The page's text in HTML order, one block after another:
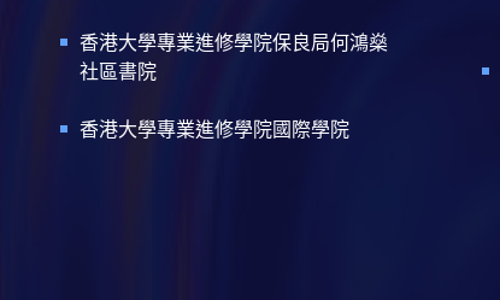
香港大學專業進修學院保良局何鴻燊
社區書院
香港大學專業進修學院國際學院